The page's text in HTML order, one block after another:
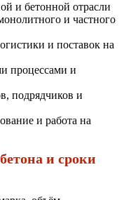
и бетонной отрасли
и частного
и поставок на
процессами и
подрядчиков и
и работа на
и сроки